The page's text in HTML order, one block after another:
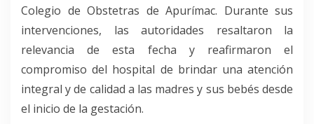
Colegio de Obstetras de Apurímac. Durante sus
intervenciones, las autoridades resaltaron la
relevancia de esta fecha y reafirmaron el
compromiso del hospital de brindar una atención
integral y de calidad a las madres y sus bebés desde
el inicio de la gestación.